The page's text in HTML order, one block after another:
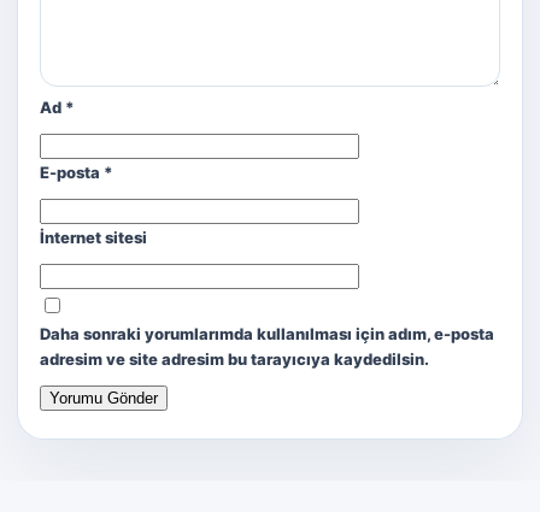
Ad *
E-posta *
İnternet sitesi
Daha sonraki yorumlarımda kullanılması için adım, e-posta
adresim ve site adresim bu tarayıcıya kaydedilsin.